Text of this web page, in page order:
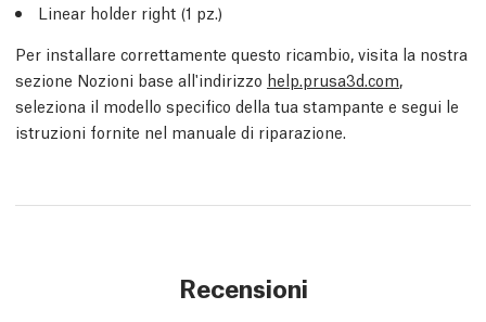
Linear holder right (1 pz.)
Per installare correttamente questo ricambio, visita la nostra
sezione Nozioni base all'indirizzo help.prusa3d.com,
seleziona il modello specifico della tua stampante e segui le
istruzioni fornite nel manuale di riparazione.
Recensioni